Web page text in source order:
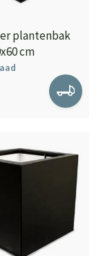
plantenbak
cm